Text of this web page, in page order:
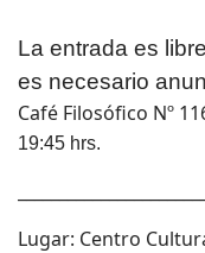
La entrada es
es necesario
Café Filosófico Nº
19:45 hrs.
Lugar: Centro